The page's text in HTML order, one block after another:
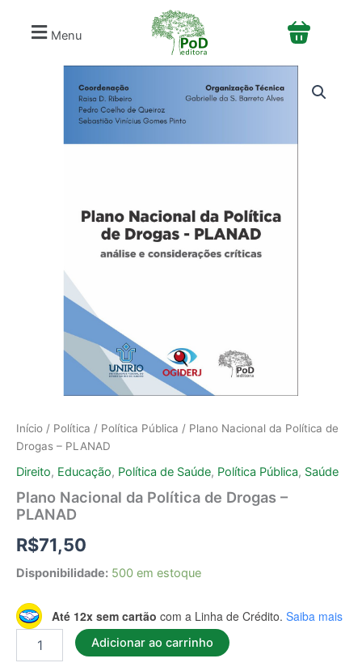
Menu
Início / Política / Política Pública / Plano Nacional da Política de
Drogas – PLANAD
Direito, Educação, Política de Saúde, Política Pública, Saúde
Plano Nacional da Política de Drogas –
PLANAD
R$71,50
Disponibilidade: 500 em estoque
Até 12x sem cartão com a Linha de Crédito. Saiba mais
Adicionar ao carrinho